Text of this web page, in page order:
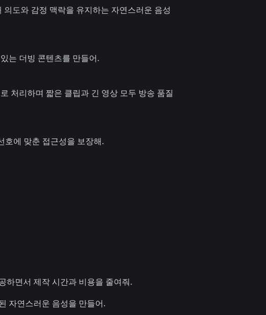
도와 감정 맥락을 유지하는 자연스러운 음성
는 더빙 콘텐츠를 만들어.
처리하며 짧은 클립과 긴 영상 모두 방송 품질
호에 맞춘 접근성을 보장해.
하면서 제작 시간과 비용을 줄여줘.
자연스러운 음성을 만들어.